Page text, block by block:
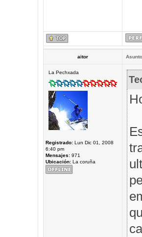
aitor
La Pechxada
Registrado:Lun Dic 01, 2008
6:40 pm
Mensajes:971
Ubicación:La coruña